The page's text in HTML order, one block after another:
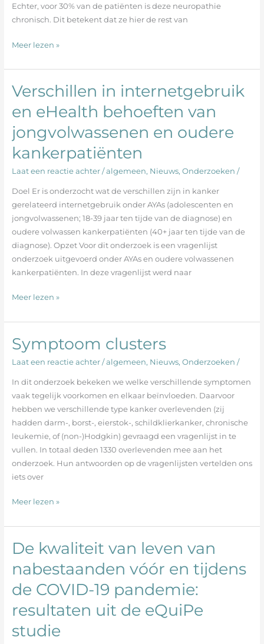
Echter, voor 30% van de patiënten is deze neuropathie
chronisch. Dit betekent dat ze hier de rest van
Meer lezen »
Verschillen in internetgebruik
en eHealth behoeften van
jongvolwassenen en oudere
kankerpatiënten
Laat een reactie achter /algemeen, Nieuws, Onderzoeken /
Doel Er is onderzocht wat de verschillen zijn in kanker
gerelateerd internetgebruik onder AYAs (adolescenten en
jongvolwassenen; 18-39 jaar ten tijde van de diagnose) en
oudere volwassen kankerpatiënten (40+ jaar ten tijde van de
diagnose). Opzet Voor dit onderzoek is een vragenlijst
onderzoek uitgevoerd onder AYAs en oudere volwassenen
kankerpatiënten. In deze vragenlijst werd naar
Verschillen
internetgebruik
en
eHealth
behoeften
van
en
oudere
kankerpatiënten
Meer lezen »
Symptoom clusters
Laat een reactie achter /algemeen, Nieuws, Onderzoeken /
In dit onderzoek bekeken we welke verschillende symptomen
vaak tegelijk voorkomen en elkaar beïnvloeden. Daarvoor
hebben we verschillende type kanker overlevenden (zij
hadden darm-, borst-, eierstok-, schildklierkanker, chronische
leukemie, of (non-)Hodgkin) gevraagd een vragenlijst in te
vullen. In totaal deden 1330 overlevenden mee aan het
onderzoek. Hun antwoorden op de vragenlijsten vertelden ons
iets over
Symptoom
clusters
Meer lezen »
De kwaliteit van leven van
nabestaanden vóór en tijdens
de COVID-19 pandemie:
resultaten uit de eQuiPe
studie
De
van
leven
van
nabestaanden
vóór
en